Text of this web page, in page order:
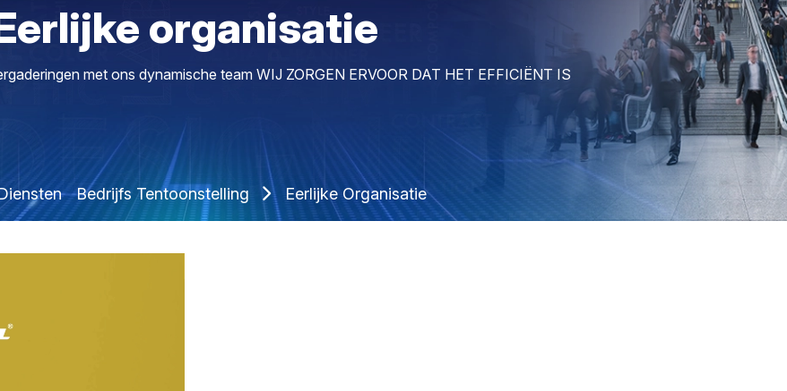
organisatie
met ons dynamische team WIJ ZORGEN ERVOOR DAT HET EFFICIËNT IS
Bedrijfs Tentoonstelling Eerlijke Organisatie